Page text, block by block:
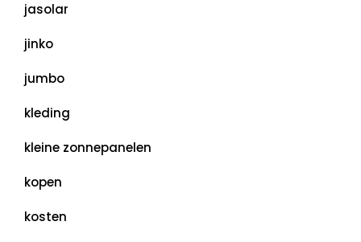
jasolar
jinko
jumbo
kleding
kleine zonnepanelen
kopen
kosten